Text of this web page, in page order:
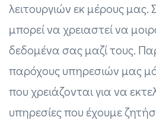
λειτουργιών εκ μέρους μας.
μπορεί να χρειαστεί να
δεδομένα σας μαζί τους.
παρόχους υπηρεσιών μας
που χρειάζονται για να
υπηρεσίες που έχουμε